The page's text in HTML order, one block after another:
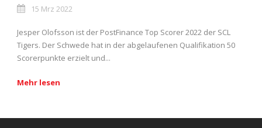
15 Mrz 2022
Jesper Olofsson ist der PostFinance Top Scorer 2022 der SCL
Tigers. Der Schwede hat in der abgelaufenen Qualifikation 50
Scorerpunkte erzielt und...
Mehr lesen